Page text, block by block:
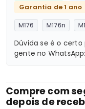
Garantia de 1 ano
M176
M176n
Dúvida se é o certo
gente no WhatsApp:
Compre com
depois de